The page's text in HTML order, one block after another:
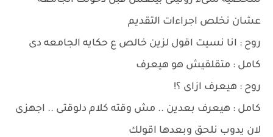
عشان نخلص اجراءات التقديم
روح : انا نسيت اقول لزين خالص ع حكايه الجامعه دى
كامل : متقلقيش هو هيعرف
روح : هيعرف ازاى ؟!
كامل : هيعرف بعدين .. مش وقته كلام دلوقتى .. اجهزى
لان يدوب نلحق وبعدها اقولك